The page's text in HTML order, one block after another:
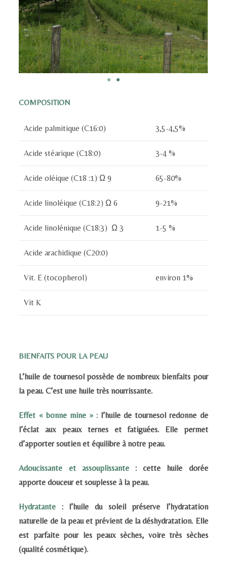
COMPOSITION
Acide palmitique (C16:0) 3,5-4,5%
Acide stéarique (C18:0) 3-4 %
Acide oléique (C18 :1) Ω 9 65-80%
Acide linoléique (C18:2) Ω 6 9-21%
Acide linolénique (C18:3) Ω 3 1-5 %
Acide arachidique (C20:0)
Vit. E (tocopherol) environ 1%
Vit K
BIENFAITS POUR LA PEAU
L’huile de tournesol possède de nombreux bienfaits pour
la peau. C’est une huile très nourrissante.
Effet « bonne mine » : l’huile de tournesol redonne de
l’éclat aux peaux ternes et fatiguées. Elle permet
d’apporter soutien et équilibre à notre peau.
Adoucissante et assouplissante : cette huile dorée
apporte douceur et souplesse à la peau.
Hydratante : l’huile du soleil préserve l’hydratation
naturelle de la peau et prévient de la déshydratation. Elle
est parfaite pour les peaux sèches, voire très sèches
(qualité cosmétique).